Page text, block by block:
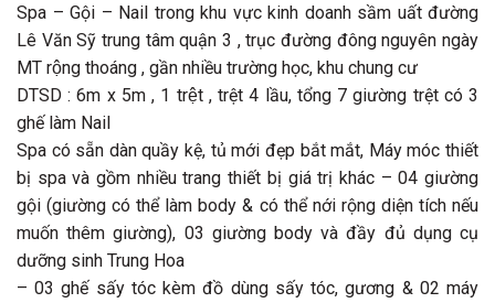
Spa – Gội – Nail trong khu vực kinh doanh sầm uất đường
Lê Văn Sỹ trung tâm quận 3 , trục đường đông nguyên ngày
MT rộng thoáng , gần nhiều trường học, khu chung cư
DTSD : 6m x 5m , 1 trệt , trệt 4 lầu, tổng 7 giường trệt có 3
ghế làm Nail
Spa có sẵn dàn quầy kệ, tủ mới đẹp bắt mắt, Máy móc thiết
bị spa và gồm nhiều trang thiết bị giá trị khác – 04 giường
gội (giường có thể làm body & có thể nới rộng diện tích nếu
muốn thêm giường), 03 giường body và đầy đủ dụng cụ
dưỡng sinh Trung Hoa
– 03 ghế sấy tóc kèm đồ dùng sấy tóc, gương & 02 máy